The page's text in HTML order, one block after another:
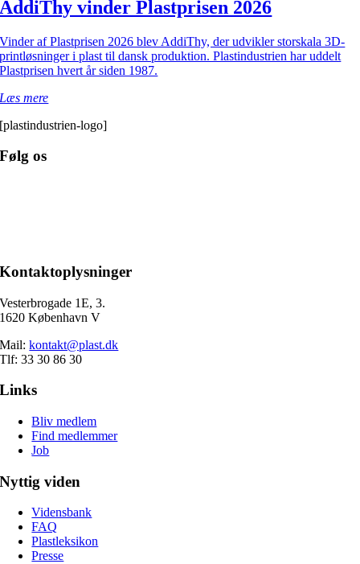
AddiThy vinder Plastprisen 2026
Vinder af Plastprisen 2026 blev AddiThy, der udvikler storskala 3D-
printløsninger i plast til dansk produktion. Plastindustrien har uddelt
Plastprisen hvert år siden 1987.
Læs mere
[plastindustrien-logo]
Følg os
Kontaktoplysninger
Vesterbrogade 1E, 3.
1620 København V
Mail:kontakt@plast.dk
Tlf: 33 30 86 30
Links
Bliv medlem
Find medlemmer
Job
Nyttig viden
Vidensbank
FAQ
Plastleksikon
Presse